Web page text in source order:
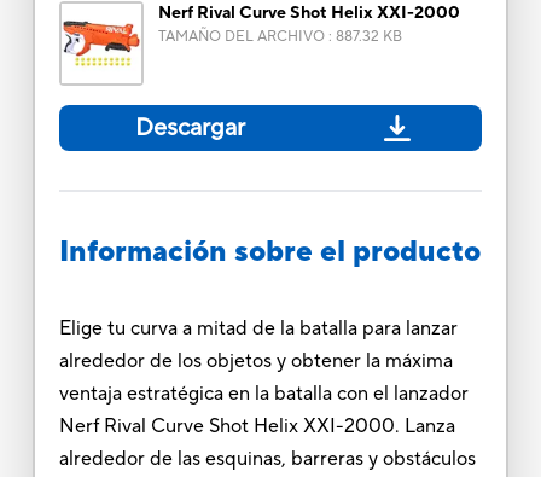
Nerf Rival Curve Shot Helix XXI-2000
TAMAÑO DEL ARCHIVO: 887.32 KB
Descargar
Información sobre el producto
Elige tu curva a mitad de la batalla para lanzar
alrededor de los objetos y obtener la máxima
ventaja estratégica en la batalla con el lanzador
Nerf Rival Curve Shot Helix XXI-2000. Lanza
alrededor de las esquinas, barreras y obstáculos